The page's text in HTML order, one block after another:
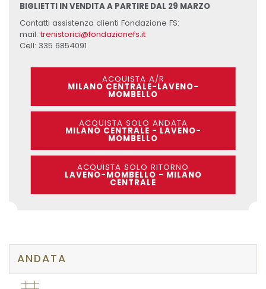
BIGLIETTI IN VENDITA A PARTIRE DAL 29 MARZO
Contatti assistenza clienti Fondazione FS:
mail:trenistorici@fondazionefs.it
Cell: 335 6854091
ACQUISTA A/R
MILANO CENTRALE-LAVENO-
MOMBELLO
ACQUISTA SOLO ANDATA
MILANO CENTRALE - LAVENO-
MOMBELLO
ACQUISTA SOLO RITORNO
LAVENO-MOMBELLO - MILANO
CENTRALE
ANDATA